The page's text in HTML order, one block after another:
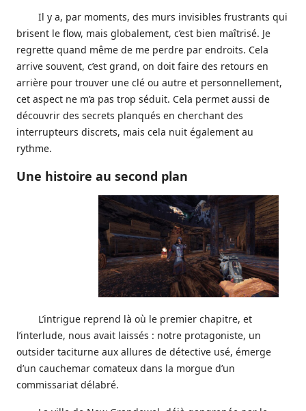
Il y a, par moments, des murs invisibles frustrants qui
brisent le flow, mais globalement, c’est bien maîtrisé. Je
regrette quand même de me perdre par endroits. Cela
arrive souvent, c’est grand, on doit faire des retours en
arrière pour trouver une clé ou autre et personnellement,
cet aspect ne m’a pas trop séduit. Cela permet aussi de
découvrir des secrets planqués en cherchant des
interrupteurs discrets, mais cela nuit également au
rythme.
Une histoire au second plan
L’intrigue reprend là où le premier chapitre, et
l’interlude, nous avait laissés : notre protagoniste, un
outsider taciturne aux allures de détective usé, émerge
d’un cauchemar comateux dans la morgue d’un
commissariat délabré.